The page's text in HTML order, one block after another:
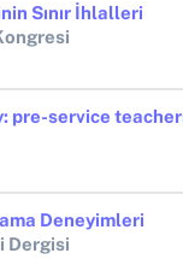
Sınır İhlalleri
Deneyimleri
Dergisi